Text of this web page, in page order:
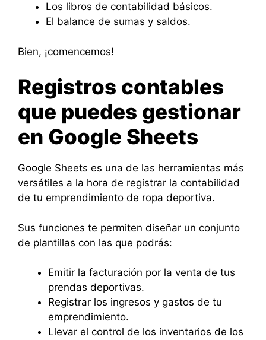
Los libros de contabilidad básicos.
El balance de sumas y saldos.
Bien, ¡comencemos!
Registros contables
que puedes gestionar
en Google Sheets
Google Sheets es una de las herramientas más
versátiles a la hora de registrar la contabilidad
de tu emprendimiento de ropa deportiva.
Sus funciones te permiten diseñar un conjunto
de plantillas con las que podrás:
Emitir la facturación por la venta de tus
prendas deportivas.
Registrar los ingresos y gastos de tu
emprendimiento.
Llevar el control de los inventarios de los